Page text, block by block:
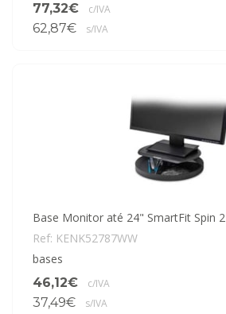
77,32€
c/IVA
62,87€ s/IVA
Base Monitor até 24" SmartFit Spin 2
Ref: KENK52787WW
bases
46,12€
c/IVA
37,49€ s/IVA